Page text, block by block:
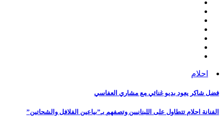
احلام
تصفّح
المقالات
فضل شاكر يعود بديو غنائي مع مشاري العفاسي
الفنانة احلام تتطاول على اللبنانيين وتصفهم بـ”بياعين الفلافل والشحاتين”